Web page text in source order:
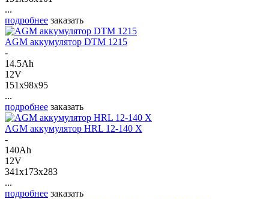
...
подробнее заказать
AGM аккумулятор DTM 1215
-
14.5Ah
12V
151x98x95
...
подробнее заказать
AGM аккумулятор HRL 12-140 X
-
140Ah
12V
341x173x283
...
подробнее заказать